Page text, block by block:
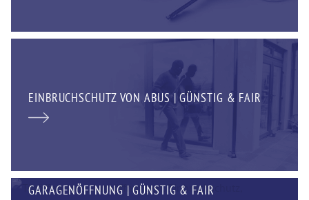
EINBRUCHSCHUTZ VON ABUS | GÜNSTIG & FAIR
GARAGENÖFFNUNG | GÜNSTIG & FAIR